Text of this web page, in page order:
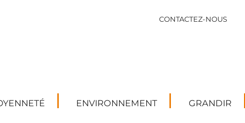
CONTACTEZ-NOUS
ENVIRONNEMENT GRANDIR